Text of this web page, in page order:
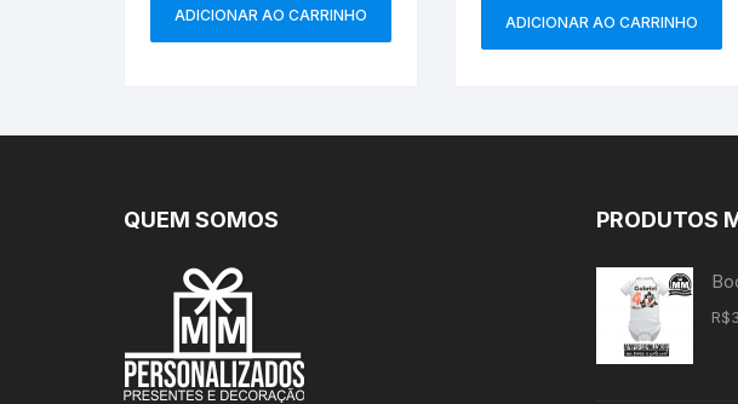
ADICIONAR AO CARRINHO ADICIONAR AO CARRINHO
QUEM SOMOS PRODUTOS
R$